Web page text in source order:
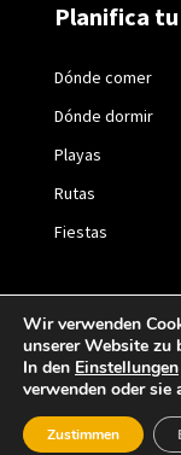
Planifica
Dónde comer
Dónde dormir
Playas
Rutas
Fiestas
2021 © València
Política de
Wir verwenden
unserer Website zu
In den Einstellungen
verwenden oder sie
Zustimmen